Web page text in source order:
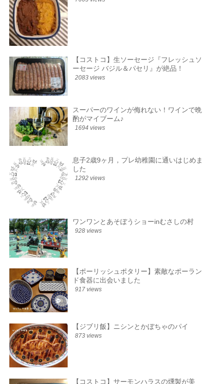
【コストコ】生ソーセージ『フレッシュソ
ーセージ バジル＆パセリ』が絶品！
2083 views
スーパーのワインが侮れない！ワインで晩
酌がマイブーム♪
1694 views
息子2歳9ヶ月，プレ幼稚園に通いはじめま
した
1292 views
ワンワンとあそぼうショーinむさしの村
928 views
【ポーリッシュポタリー】素敵なポーラン
ド食器に出会いました
917 views
【ジブリ飯】ニシンとかぼちゃのパイ
873 views
【コストコ】サーモンハラスの燻製が美